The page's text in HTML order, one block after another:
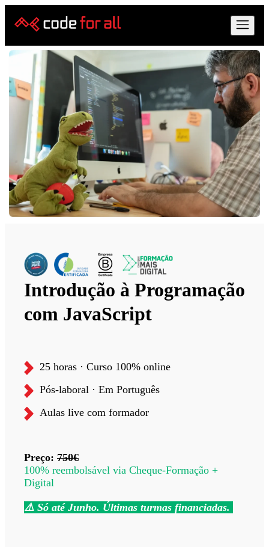
Introdução à Programação
com JavaScript
25 horas · Curso 100% online
Pós-laboral · Em Português
Aulas live com formador
Preço: 750€
100% reembolsável via Cheque-Formação +
Digital
⚠️ Só até Junho. Últimas turmas financiadas.